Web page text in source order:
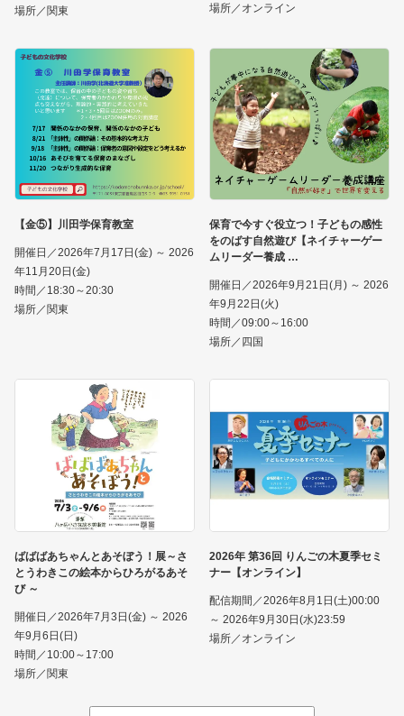
場所／関東
場所／オンライン
【金⑤】川田学保育教室
開催日／2026年7月17日(金) ～ 2026
年11月20日(金)
時間／18:30～20:30
場所／関東
保育で今すぐ役立つ！子どもの感性
をのばす自然遊び【ネイチャーゲー
ムリーダー養成
開催日／2026年9月21日(月) ～ 2026
年9月22日(火)
時間／09:00～16:00
場所／四国
ばばばあちゃんとあそぼう！展～さ
とうわきこの絵本からひろがるあそ
び ～
開催日／2026年7月3日(金) ～ 2026
年9月6日(日)
時間／10:00～17:00
場所／関東
2026年 第36回 りんごの木夏季セミ
ナー【オンライン】
配信期間／2026年8月1日(土)00:00
～ 2026年9月30日(水)23:59
場所／オンライン